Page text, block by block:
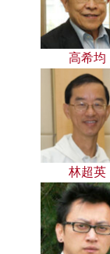
高希均
林超英